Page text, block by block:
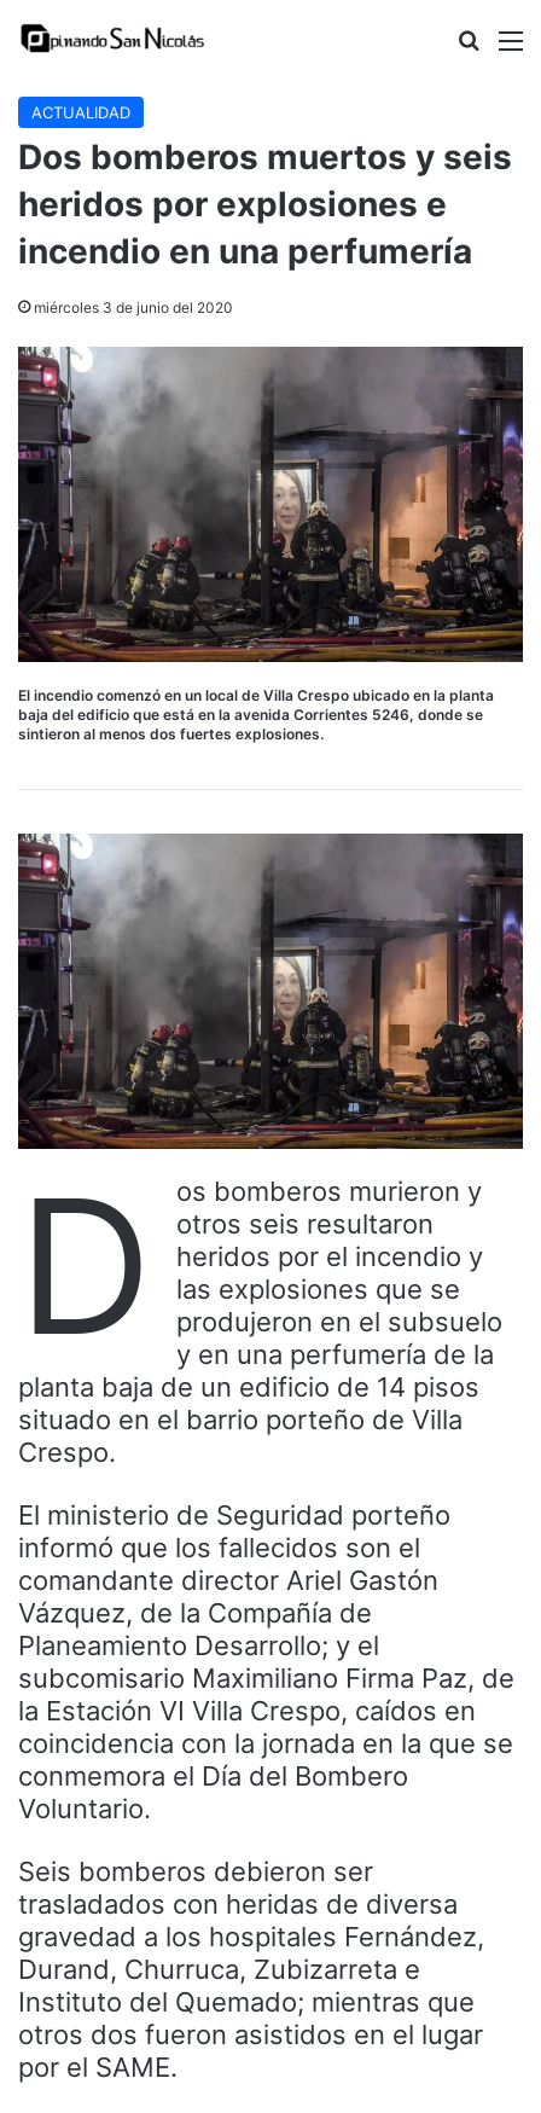
Buscar
ACTUALIDAD
Dos bomberos muertos y seis
heridos por explosiones e
incendio en una perfumería
miércoles 3 de junio del 2020
El incendio comenzó en un local de Villa Crespo ubicado en la planta
baja del edificio que está en la avenida Corrientes 5246, donde se
sintieron al menos dos fuertes explosiones.
D
os bomberos murieron y
otros seis resultaron
heridos por el incendio y
las explosiones que se
produjeron en el subsuelo
y en una perfumería de la
planta baja de un edificio de 14 pisos
situado en el barrio porteño de Villa
Crespo.
El ministerio de Seguridad porteño
informó que los fallecidos son el
comandante director Ariel Gastón
Vázquez, de la Compañía de
Planeamiento Desarrollo; y el
subcomisario Maximiliano Firma Paz, de
la Estación VI Villa Crespo, caídos en
coincidencia con la jornada en la que se
conmemora el Día del Bombero
Voluntario.
Seis bomberos debieron ser
trasladados con heridas de diversa
gravedad a los hospitales Fernández,
Durand, Churruca, Zubizarreta e
Instituto del Quemado; mientras que
otros dos fueron asistidos en el lugar
por el SAME.